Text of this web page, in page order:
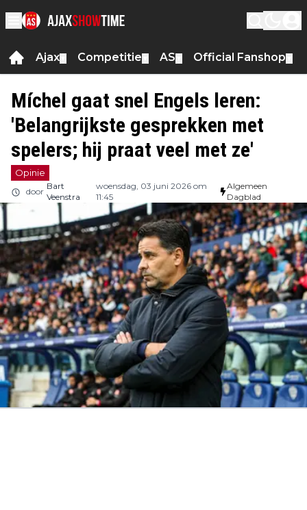
Ajax Competitie AS Official Fanshop
Míchel gaat snel Engels leren:
'Belangrijkste gesprekken met
spelers; hij praat veel met ze'
Opinie
door
Bart
Veenstra
woensdag, 03 juni 2026 om
11:45
Algemeen
Dagblad